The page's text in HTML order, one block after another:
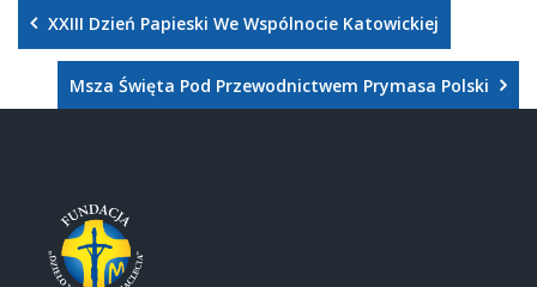
XXIII Dzień Papieski We Wspólnocie Katowickiej
Msza Święta Pod Przewodnictwem Prymasa Polski